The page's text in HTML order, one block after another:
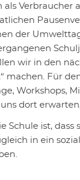
als
der
wir in den
machen. Für
Workshops,
dort
Schule ist,
in ein